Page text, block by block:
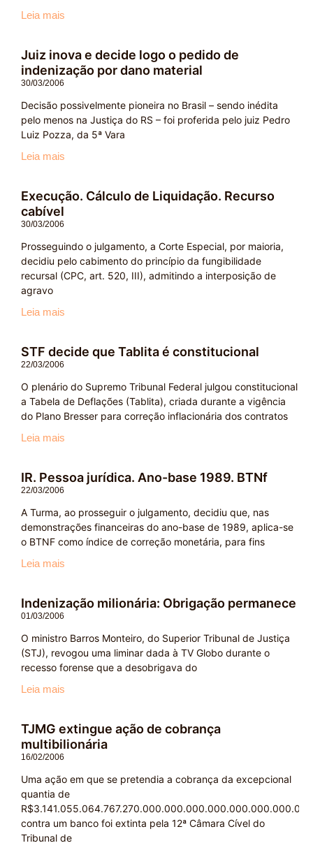
Leia mais
Juiz inova e decide logo o pedido de
indenização por dano material
30/03/2006
Decisão possivelmente pioneira no Brasil – sendo inédita
pelo menos na Justiça do RS – foi proferida pelo juiz Pedro
Luiz Pozza, da 5ª Vara
Leia mais
Execução. Cálculo de Liquidação. Recurso
cabível
30/03/2006
Prosseguindo o julgamento, a Corte Especial, por maioria,
decidiu pelo cabimento do princípio da fungibilidade
recursal (CPC, art. 520, III), admitindo a interposição de
agravo
Leia mais
STF decide que Tablita é constitucional
22/03/2006
O plenário do Supremo Tribunal Federal julgou constitucional
a Tabela de Deflações (Tablita), criada durante a vigência
do Plano Bresser para correção inflacionária dos contratos
Leia mais
IR. Pessoa jurídica. Ano-base 1989. BTNf
22/03/2006
A Turma, ao prosseguir o julgamento, decidiu que, nas
demonstrações financeiras do ano-base de 1989, aplica-se
o BTNF como índice de correção monetária, para fins
Leia mais
Indenização milionária: Obrigação permanece
01/03/2006
O ministro Barros Monteiro, do Superior Tribunal de Justiça
(STJ), revogou uma liminar dada à TV Globo durante o
recesso forense que a desobrigava do
Leia mais
TJMG extingue ação de cobrança
multibilionária
16/02/2006
Uma ação em que se pretendia a cobrança da excepcional
quantia de
contra um banco foi extinta pela 12ª Câmara Cível do
Tribunal de